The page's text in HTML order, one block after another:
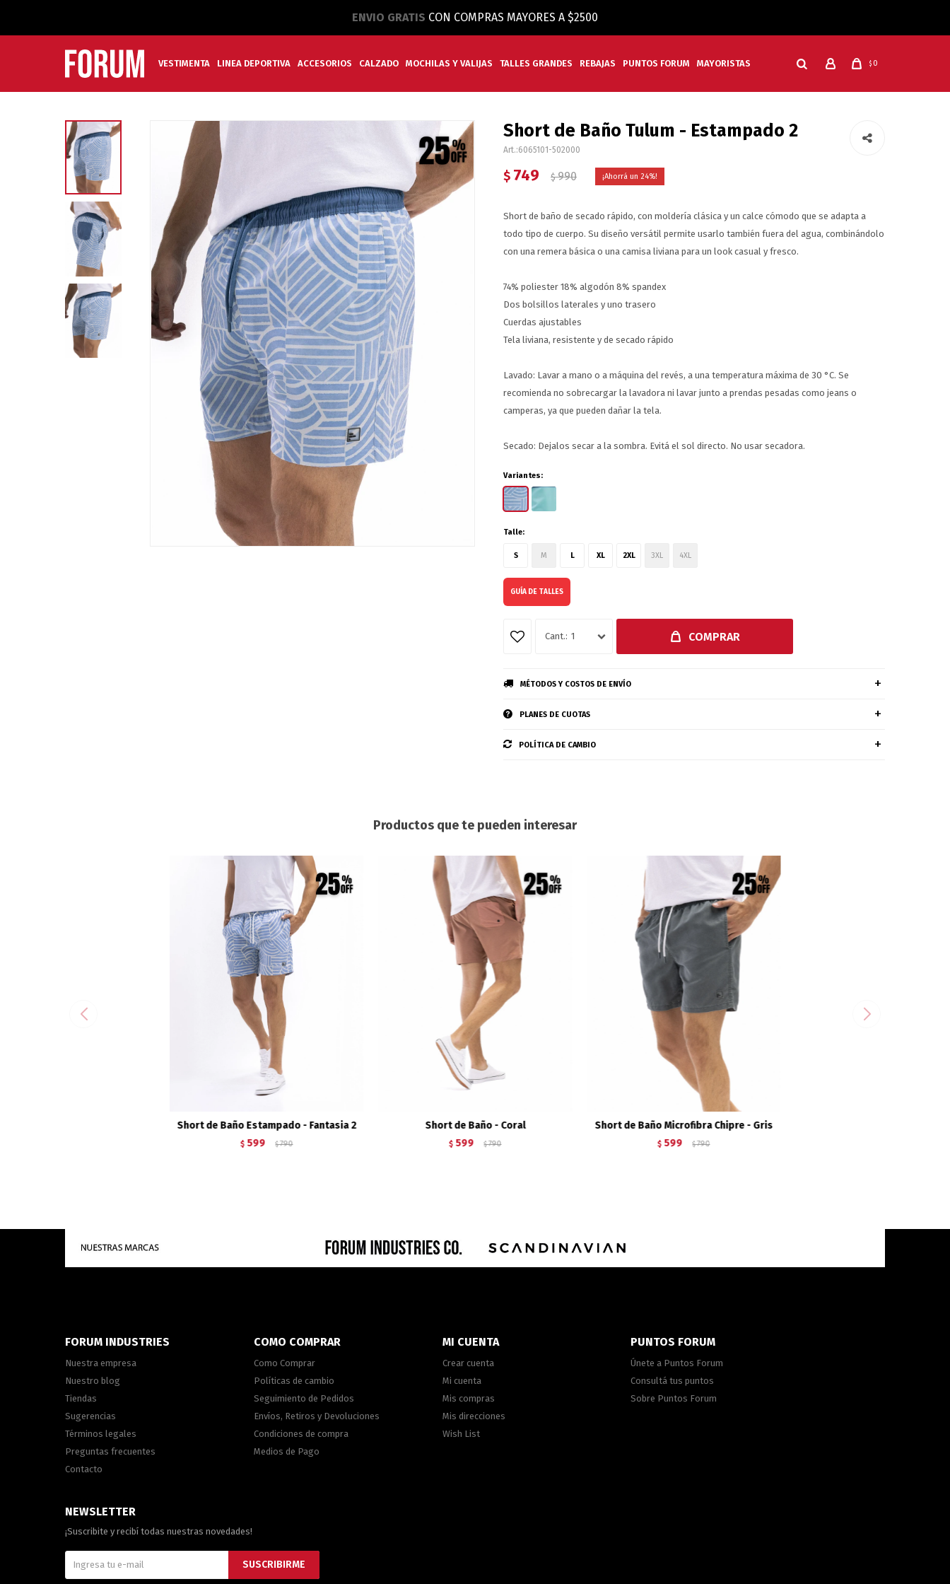
ENVIO GRATIS CON COMPRAS MAYORES A $2500
VESTIMENTA LINEA DEPORTIVA ACCESORIOS CALZADO MOCHILAS Y VALIJAS TALLES GRANDES REBAJAS PUNTOS FORUM MAYORISTAS $ 0
Short de Baño Tulum - Estampado 2
6065101-502000
$ 749 $ 990 24
Short de baño de secado rápido, con moldería clásica y un calce cómodo que se adapta a
todo tipo de cuerpo. Su diseño versátil permite usarlo también fuera del agua, combinándolo
con una remera básica o una camisa liviana para un look casual y fresco.
74% poliester 18% algodón 8% spandex
Dos bolsillos laterales y uno trasero
Cuerdas ajustables
Tela liviana, resistente y de secado rápido
Lavado: Lavar a mano o a máquina del revés, a una temperatura máxima de 30 °C. Se
recomienda no sobrecargar la lavadora ni lavar junto a prendas pesadas como jeans o
camperas, ya que pueden dañar la tela.
Secado: Dejalos secar a la sombra. Evitá el sol directo. No usar secadora.
Variantes:
Talle:
S M L XL 2XL 3XL 4XL
GUÍA DE TALLES
1 COMPRAR
MÉTODOS Y COSTOS DE ENVÍO
PLANES DE CUOTAS
POLÍTICA DE CAMBIO
Productos que te pueden interesar
Short de Baño Estampado - Fantasia 2
$ 599 $ 790
Short de Baño - Coral
$ 599 $ 790
Short de Baño Microfibra Chipre - Gris
$ 599 $ 790
FORUM INDUSTRIES
Nuestra empresa
Nuestro blog
Tiendas
Sugerencias
Términos legales
Preguntas frecuentes
Contacto
COMO COMPRAR
Como Comprar
Políticas de cambio
Seguimiento de Pedidos
Envíos, Retiros y Devoluciones
Condiciones de compra
Medios de Pago
MI CUENTA
Crear cuenta
Mi cuenta
Mis compras
Mis direcciones
Wish List
PUNTOS FORUM
Únete a Puntos Forum
Consultá tus puntos
Sobre Puntos Forum
NEWSLETTER
¡Suscribite y recibí todas nuestras novedades!
SUSCRIBIRME